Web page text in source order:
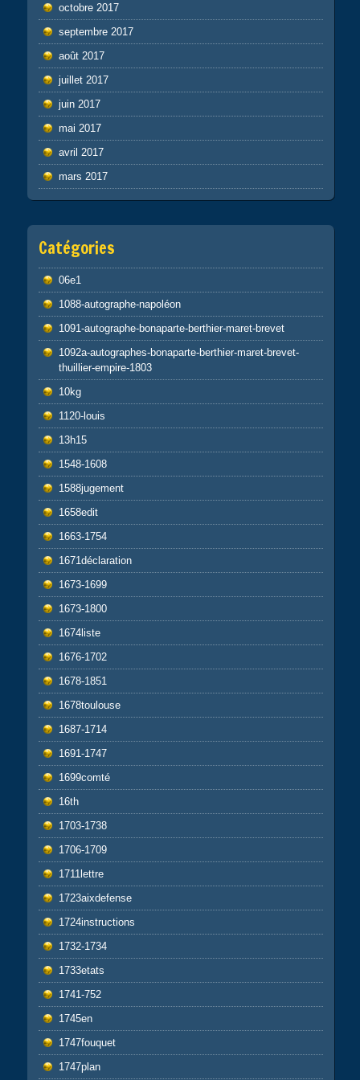
octobre 2017
septembre 2017
août 2017
juillet 2017
juin 2017
mai 2017
avril 2017
mars 2017
Catégories
06e1
1088-autographe-napoléon
1091-autographe-bonaparte-berthier-maret-brevet
1092a-autographes-bonaparte-berthier-maret-brevet-
thuillier-empire-1803
10kg
1120-louis
13h15
1548-1608
1588jugement
1658edit
1663-1754
1671déclaration
1673-1699
1673-1800
1674liste
1676-1702
1678-1851
1678toulouse
1687-1714
1691-1747
1699comté
16th
1703-1738
1706-1709
1711lettre
1723aixdefense
1724instructions
1732-1734
1733etats
1741-752
1745en
1747fouquet
1747plan